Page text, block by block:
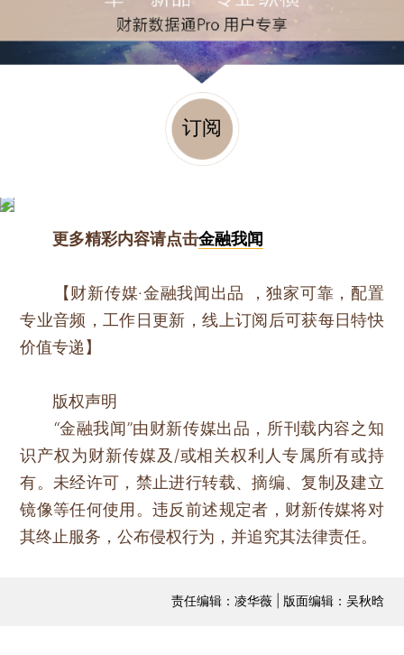
订阅
更多精彩内容请点击金融我闻
【财新传媒·金融我闻出品 ，独家可靠，配置
专业音频，工作日更新，线上订阅后可获每日特快
价值专递】
版权声明
“金融我闻”由财新传媒出品，所刊载内容之知
识产权为财新传媒及/或相关权利人专属所有或持
有。未经许可，禁止进行转载、摘编、复制及建立
镜像等任何使用。违反前述规定者，财新传媒将对
其终止服务，公布侵权行为，并追究其法律责任。
责任编辑：凌华薇 | 版面编辑：吴秋晗